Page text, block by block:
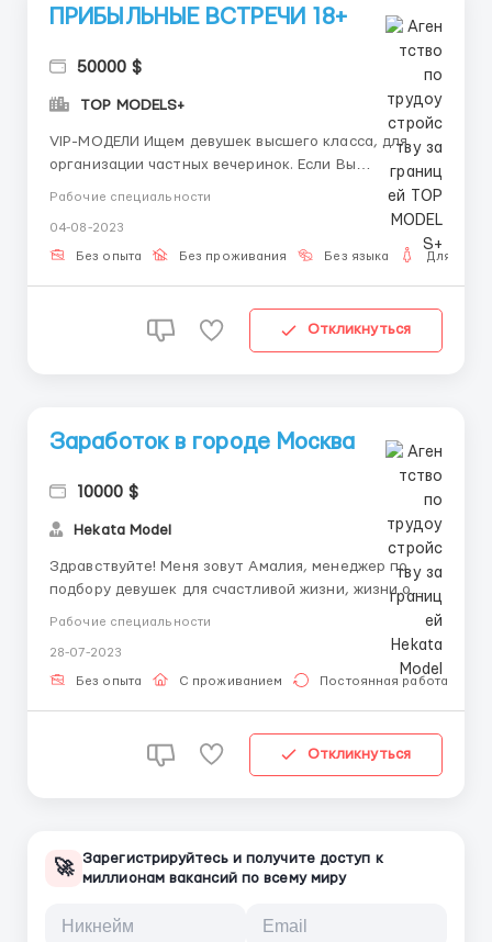
ПРИБЫЛЬНЫЕ ВСТРЕЧИ 18+
50000 $
TOP MODELS+
VIP-МОДЕЛИ Ищем девушек высшего класса, для
организации частных вечеринок. Если Вы
поддержать любую беседу, имеете ухоженный
внешний вид, то нам с Вами по пути. Готова
обсудить все Ваши вопросы в личной переписке, так
Рабочие специальности
04-08-2023
Без опыта Без проживания Без языка Для
Откликнуться
Заработок в городе Москва
10000 $
Hekata Model
Здравствуйте! Меня зовут Амалия, менеджер по
подбору девушек для счастливой жизни, жизни о
жить достойно в Москве и зарабатывать хорошие
деньги, также возможность жить в хорошей
квартире в центре. Что я могу тебе предоставить: -
Рабочие специальности
28-07-2023
Без опыта С проживанием Постоянная работа
Откликнуться
🚀 Зарегистрируйтесь и получите доступ к
миллионам вакансий по всему миру